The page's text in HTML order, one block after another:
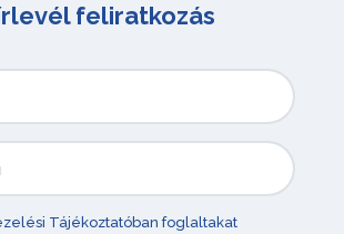
feliratkozás
Tájékoztatóban foglaltakat